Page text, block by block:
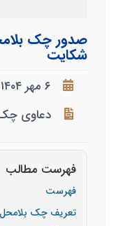
صدور چک
شکایت
۶ مهر ۱۴۰۴
دعاوی
فهرست مطالب
فهرست
تعریف چک بلامحل